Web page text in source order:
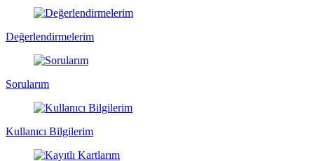
Değerlendirmelerim
Sorularım
Kullanıcı Bilgilerim